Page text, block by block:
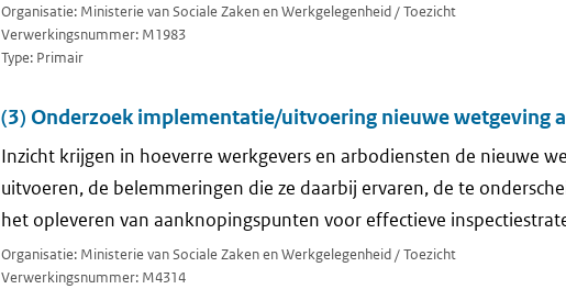
Organisatie: Ministerie van Sociale Zaken en Werkgelegenheid / Toezicht
Verwerkingsnummer: M1983
Type: Primair
(3) Onderzoek implementatie/uitvoering nieuwe wetgeving
Inzicht krijgen in hoeverre werkgevers en arbodiensten de nieuwe
uitvoeren, de belemmeringen die ze daarbij ervaren, de te
het opleveren van aanknopingspunten voor effectieve
Organisatie: Ministerie van Sociale Zaken en Werkgelegenheid / Toezicht
Verwerkingsnummer: M4314